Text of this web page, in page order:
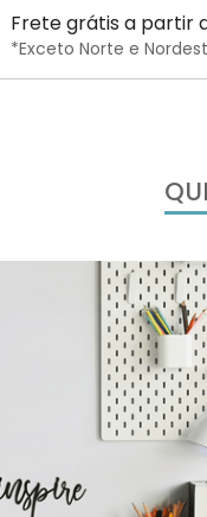
Frete grátis a partir
*Exceto Norte e